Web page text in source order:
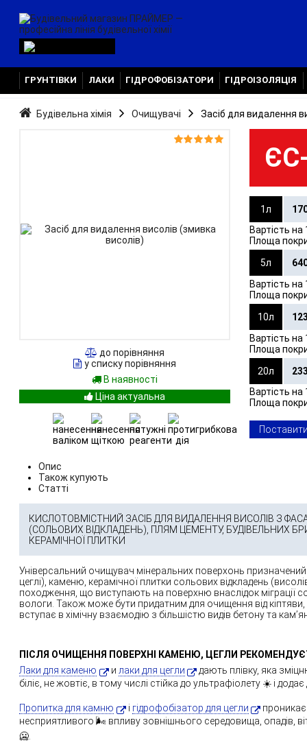
ГРУНТІВКИ ЛАКИ ГІДРОФОБІЗАТОРИ ГІДРОІЗОЛЯЦІЯ
Будівельна хімія Очищувачі Засіб для видалення


до порівняння
у списку порівняння
В наявності
1л
Вартість на
Площа
5л
Вартість на
Площа
10л
Вартість на
Площа
20л
Вартість на
Площа
Опис
Також купують
Статті
КИСЛОТОВМІСТНИЙ ЗАСІБ ДЛЯ ВИДАЛЕННЯ ВИСОЛІВ З
(СОЛЬОВИХ ВІДКЛАДЕНЬ), ПЛЯМ ЦЕМЕНТУ, БУДІВЕЛЬНИХ
КЕРАМІЧНОЇ ПЛИТКИ
Універсальний очищувач мінеральних поверхонь
цеглі), каменю, керамічної плитки сольових відкладень
походження, що виступають на поверхню внаслідок міграції
вологи. Також може бути придатним для очищення від
вступає в хімічну взаємодію з більшістю видів бетону та
ПІСЛЯ ОЧИЩЕННЯ ПОВЕРХНІ КАМЕНЮ, ЦЕГЛИ
Лаки для каменю
и лаки для цегли
дають плівку, яка
біліє, не жовтіє, в тому числі стійка до ультрафіолету ☀️ і
Пропитка для камню і гідрофобізатор для цегли
проникає
несприятливого 🌬️ впливу зовнішнього середовища, опадів,
🥶.